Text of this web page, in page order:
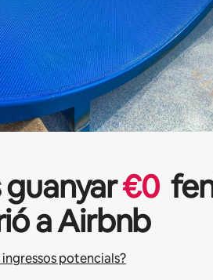
€0
a Airbnb
potencials?